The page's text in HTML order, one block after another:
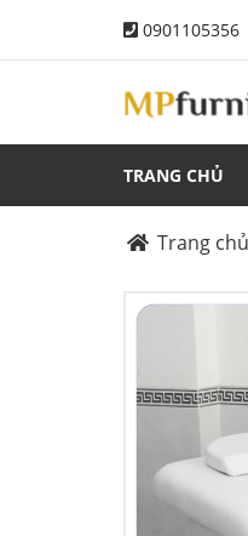
0901105356
TRANG CHỦ
Trang chủ